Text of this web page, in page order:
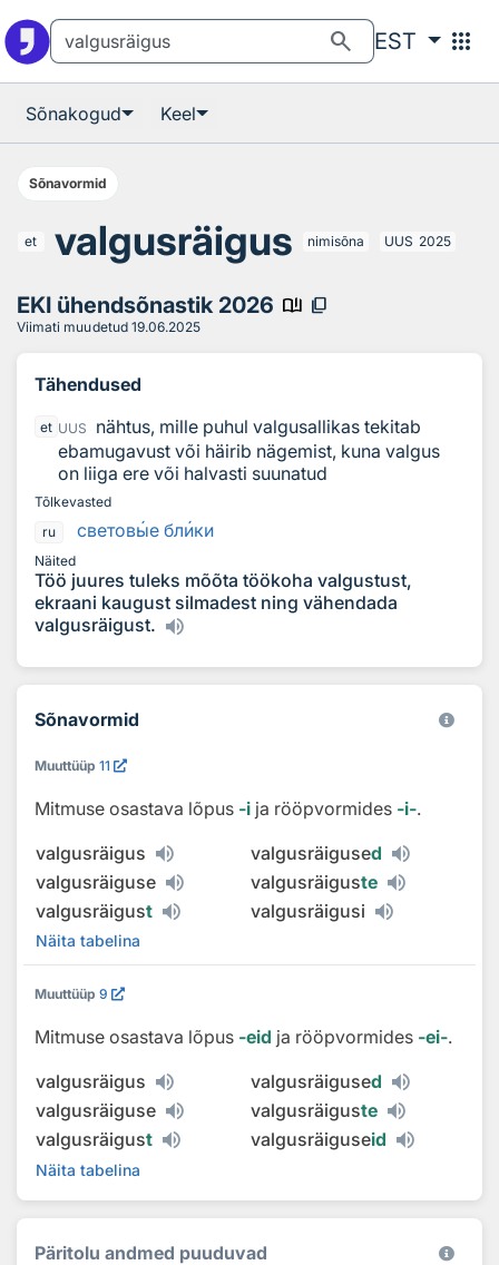
search EST apps
Sõnakogud Keel
Sõnavormid
et valgusräigus nimisõna UUS 2025
EKI ühendsõnastik 2026 book_ribbon content_copy
Viimati muudetud 19.06.2025
Tähendused
et UUS
nähtus, mille puhul valgusallikas tekitab
ebamugavust või häirib nägemist, kuna valgus
on liiga ere või halvasti suunatud
Tõlkevasted
ru
световые блики
Näited
Töö juures tuleks mõõta töökoha valgustust,
ekraani kaugust silmadest ning vähendada
valgusräigust.
Sõnavormid
Muuttüüp 11
Mitmuse osastava lõpus ‑i ja rööpvormides ‑i‑.
valgusräigus
valgusräigused
valgusräiguse
valgusräiguste
valgusräigust valgusräigusi
Näita tabelina
Muuttüüp 9
Mitmuse osastava lõpus ‑eid ja rööpvormides ‑ei‑.
valgusräigus
valgusräigused
valgusräiguse
valgusräiguste
valgusräigust valgusräiguseid
Näita tabelina
Päritolu andmed puuduvad